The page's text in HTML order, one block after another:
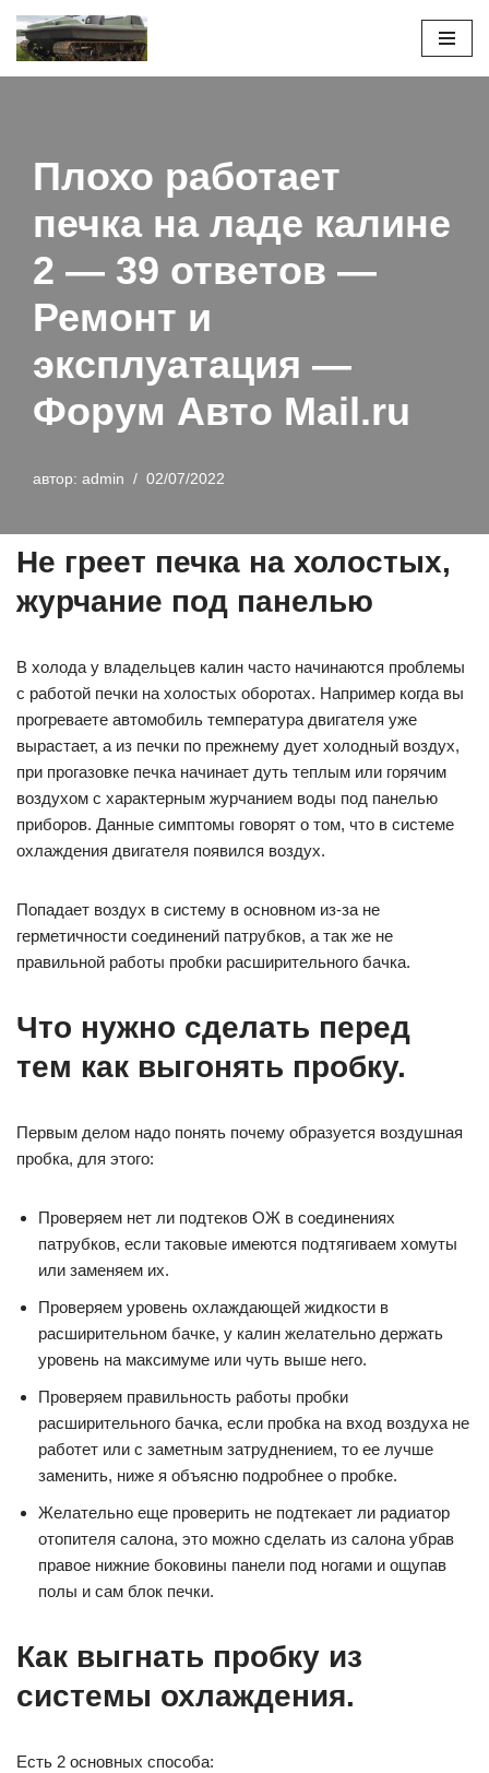
Перейти
Плохо работает
печка на ладе калине
2 — 39 ответов —
Ремонт и
эксплуатация —
Форум Авто Mail.ru
автор: admin 02/07/2022
Не греет печка на холостых,
журчание под панелью
В холода у владельцев калин часто начинаются проблемы
с работой печки на холостых оборотах. Например когда вы
прогреваете автомобиль температура двигателя уже
вырастает, а из печки по прежнему дует холодный воздух,
при прогазовке печка начинает дуть теплым или горячим
воздухом с характерным журчанием воды под панелью
приборов. Данные симптомы говорят о том, что в системе
охлаждения двигателя появился воздух.
Попадает воздух в систему в основном из-за не
герметичности соединений патрубков, а так же не
правильной работы пробки расширительного бачка.
Что нужно сделать перед
тем как выгонять пробку.
Первым делом надо понять почему образуется воздушная
пробка, для этого:
Проверяем нет ли подтеков ОЖ в соединениях
патрубков, если таковые имеются подтягиваем хомуты
или заменяем их.
Проверяем уровень охлаждающей жидкости в
расширительном бачке, у калин желательно держать
уровень на максимуме или чуть выше него.
Проверяем правильность работы пробки
расширительного бачка, если пробка на вход воздуха не
работет или с заметным затруднением, то ее лучше
заменить, ниже я объясню подробнее о пробке.
Желательно еще проверить не подтекает ли радиатор
отопителя салона, это можно сделать из салона убрав
правое нижние боковины панели под ногами и ощупав
полы и сам блок печки.
Как выгнать пробку из
системы охлаждения.
Есть 2 основных способа: